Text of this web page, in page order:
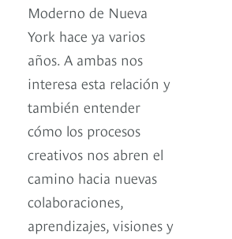
Moderno de Nueva
York hace ya varios
años. A ambas nos
interesa esta relación y
también entender
cómo los procesos
creativos nos abren el
camino hacia nuevas
colaboraciones,
aprendizajes, visiones y